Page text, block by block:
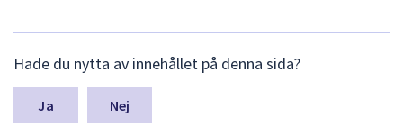
ä
m
a
Hade du nytta av innehållet på denna sida?
Nej